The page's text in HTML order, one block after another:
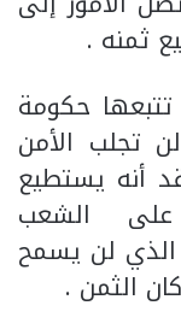
ثمنه .
حكومة
تجلب الأمن
أنه يستطيع
على الشعب
لن يسمح
الثمن .